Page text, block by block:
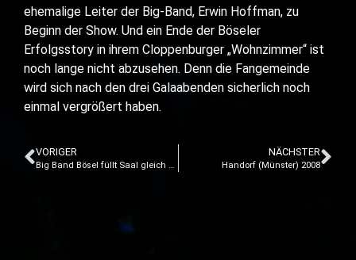
ehemalige Leiter der Big-Band, Erwin Hoffman, zu
Beginn der Show. Und ein Ende der Böseler
Erfolgsstory in ihrem Cloppenburger „Wohnzimmer“ ist
noch lange nicht abzusehen. Denn die Fangemeinde
wird sich nach den drei Galaabenden sicherlich noch
einmal vergrößert haben.
VORIGER
Big Band Bösel füllt Saal gleich dreimal
NÄCHSTER
Handorf (Münster) 2008